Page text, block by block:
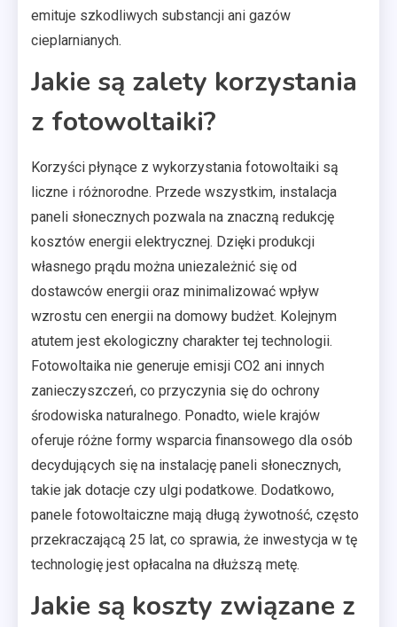
emituje szkodliwych substancji ani gazów
cieplarnianych.
Jakie są zalety korzystania
z fotowoltaiki?
Korzyści płynące z wykorzystania fotowoltaiki są
liczne i różnorodne. Przede wszystkim, instalacja
paneli słonecznych pozwala na znaczną redukcję
kosztów energii elektrycznej. Dzięki produkcji
własnego prądu można uniezależnić się od
dostawców energii oraz minimalizować wpływ
wzrostu cen energii na domowy budżet. Kolejnym
atutem jest ekologiczny charakter tej technologii.
Fotowoltaika nie generuje emisji CO2 ani innych
zanieczyszczeń, co przyczynia się do ochrony
środowiska naturalnego. Ponadto, wiele krajów
oferuje różne formy wsparcia finansowego dla osób
decydujących się na instalację paneli słonecznych,
takie jak dotacje czy ulgi podatkowe. Dodatkowo,
panele fotowoltaiczne mają długą żywotność, często
przekraczającą 25 lat, co sprawia, że inwestycja w tę
technologię jest opłacalna na dłuższą metę.
Jakie są koszty związane z